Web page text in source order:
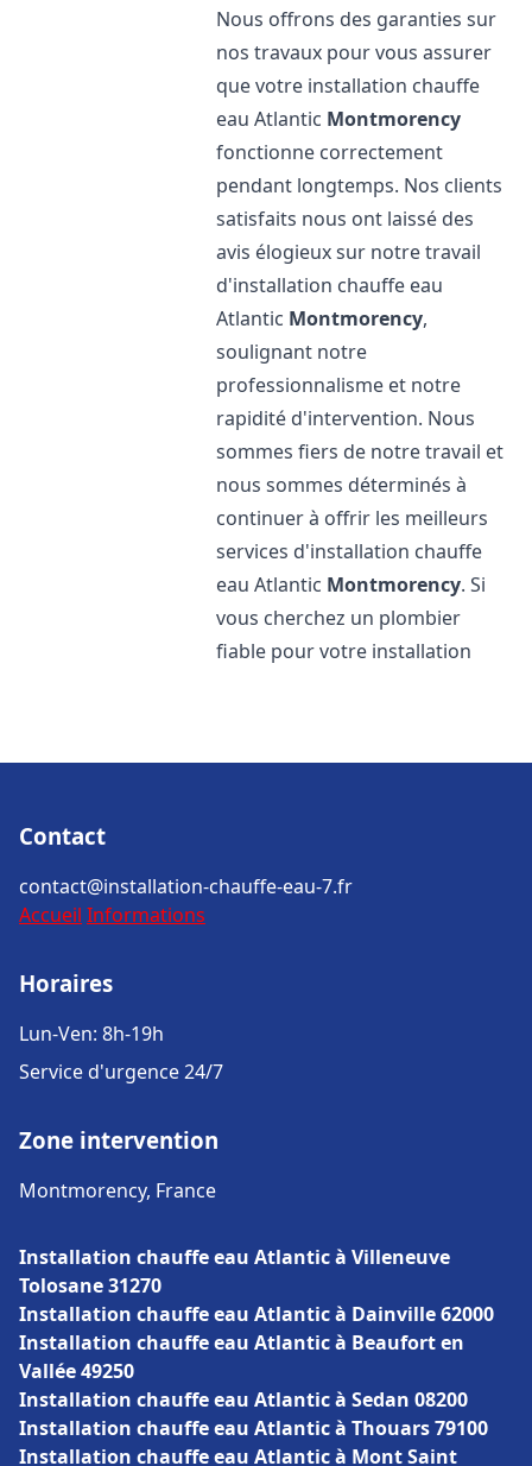
Nous offrons des garanties sur
nos travaux pour vous assurer
que votre installation chauffe
eau Atlantic Montmorency
fonctionne correctement
pendant longtemps. Nos clients
satisfaits nous ont laissé des
avis élogieux sur notre travail
d'installation chauffe eau
Atlantic Montmorency,
soulignant notre
professionnalisme et notre
rapidité d'intervention. Nous
sommes fiers de notre travail et
nous sommes déterminés à
continuer à offrir les meilleurs
services d'installation chauffe
eau Atlantic Montmorency. Si
vous cherchez un plombier
fiable pour votre installation
Contact
contact@installation-chauffe-eau-7.fr
Accueil Informations
Horaires
Lun-Ven: 8h-19h
Service d'urgence 24/7
Zone intervention
Montmorency, France
Installation chauffe eau Atlantic à Villeneuve
Tolosane 31270
Installation chauffe eau Atlantic à Dainville 62000
Installation chauffe eau Atlantic à Beaufort en
Vallée 49250
Installation chauffe eau Atlantic à Sedan 08200
Installation chauffe eau Atlantic à Thouars 79100
Installation chauffe eau Atlantic à Mont Saint